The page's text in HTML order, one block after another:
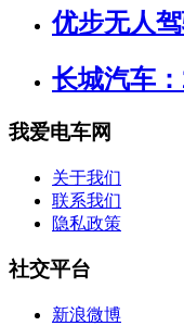
优步无人
长城汽车
我爱电车网
关于我们
联系我们
隐私政策
社交平台
新浪微博